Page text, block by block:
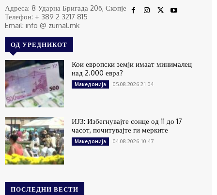
Адреса: 8 Ударна Бригада 20б, Скопје
Телефон: + 389 2 3217 815
Email: info @ zurnal.mk
ОД УРЕДНИКОТ
Кои европски земји имаат минималец
над 2.000 евра?
Македонија 05.08.2026 21:04
ИЈЗ: Избегнувајте сонце од 11 до 17
часот, почитувајте ги мерките
Македонија 04.08.2026 10:47
ПОСЛЕДНИ ВЕСТИ